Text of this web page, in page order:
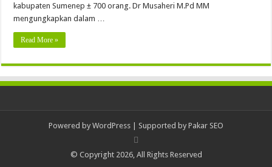
kabupaten Sumenep ± 700 orang. Dr Musaheri M.Pd MM
mengungkapkan dalam …
Read More »
Powered by WordPress | Supported by Pakar SEO
© Copyright 2026, All Rights Reserved